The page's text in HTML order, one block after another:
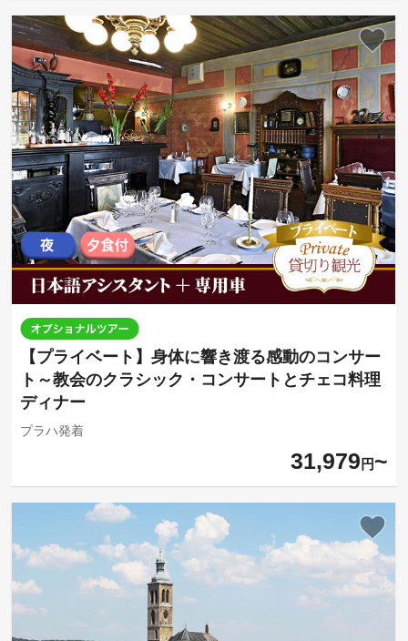
【プライベート】身体に響き渡る感動のコンサー
ト～教会のクラシック・コンサートとチェコ料理
ディナー
プラハ発着
31,979 円